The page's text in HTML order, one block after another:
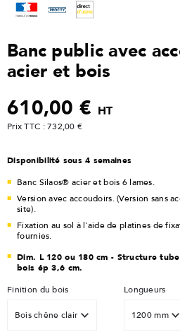
Banc public avec
acier et bois
610,00 € HT
Prix TTC : 732,00 €
Disponibilité sous 4 semaines
Banc Silaos® acier et bois 6 lames.
Version avec accoudoirs. (Version sans
site).
Fixation au sol à l'aide de platines de
fournies.
Dim. L 120 ou 180 cm - Structure
bois ép 3,6 cm.
Finition du bois Longueurs